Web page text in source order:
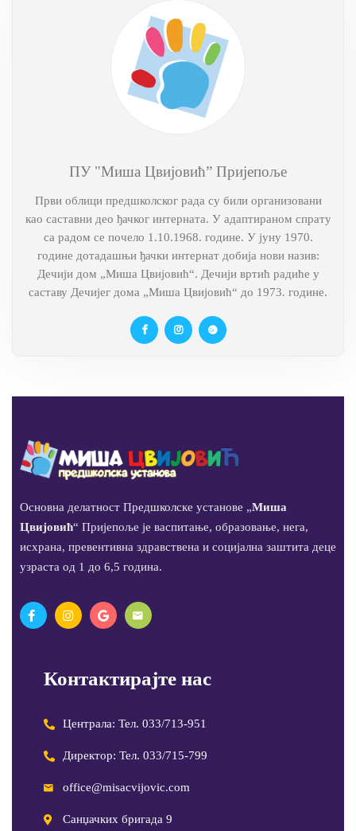
ПУ "Миша Цвијовић” Пријепоље
Први облици предшколског рада су били организовани
као саставни део ђачког интерната. У адаптираном спрату
са радом се почело 1.10.1968. године. У јуну 1970.
године дотадашњи ђачки интернат добија нови назив:
Дечији дом „Миша Цвијовић“. Дечији вртић радиће у
саставу Дечијег дома „Миша Цвијовић“ до 1973. године.
Основна делатност Предшколске установе „Миша
Цвијовић“ Пријепоље је васпитање, образовање, нега,
исхрана, превентивна здравствена и социјална заштита деце
узраста од 1 до 6,5 година.
Контактирајте нас
Централа: Тел. 033/713-951
Директор: Тел. 033/715-799
office@misacvijovic.com
Санџачких бригада 9